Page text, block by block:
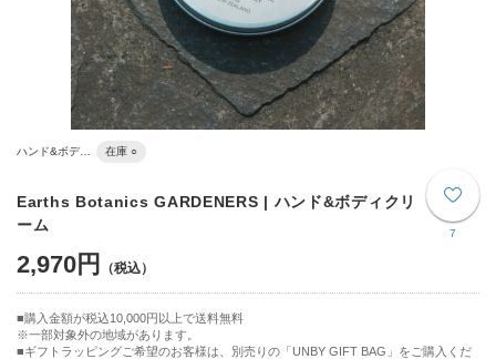
ハンド&ボデ… 在庫 ○
7
Earths Botanics GARDENERS | ハンド&ボディクリ
ーム
2,970円
購入金額が税込10,000円以上で送料無料
※一部対象外の地域があります。
ギフトラッピングご希望のお客様は、別売りの「UNBY GIFT BAG」をご購入くだ